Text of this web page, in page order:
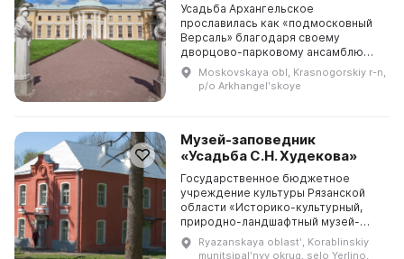
Усадьба Архангельское
прославилась как «подмосковный
Версаль» благодаря своему
дворцово-парковому ансамблю
эпохи классицизма и богатейшим
художественным коллекциям. Она
принадлежала князьям Голицыным
Moskovskaya obl, Krasnogorskiy r-n,
p/o Arkhangelʹskoye
Музей-заповедник
«Усадьба С.Н. Худекова»
Государственное бюджетное
учреждение культуры Рязанской
области «Историко-культурный,
природно-ландшафтный музей-
заповедник «Усадьба С. Н.
Худекова» было создано в 2006
Ryazanskaya oblastʹ, Korablinskiy
munitsipalʹnyy okrug, selo Yerlino,